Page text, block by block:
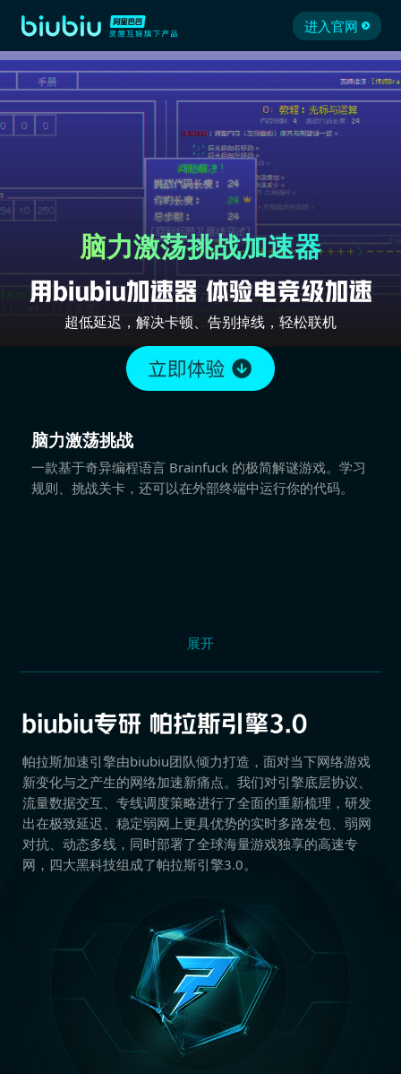
进入官网
脑力激荡挑战加速器
超低延迟，解决卡顿、告别掉线，轻松联机
脑力激荡挑战
一款基于奇异编程语言 Brainfuck 的极简解谜游戏。学习
规则、挑战关卡，还可以在外部终端中运行你的代码。
展开
帕拉斯加速引擎由biubiu团队倾力打造，面对当下网络游戏
新变化与之产生的网络加速新痛点。我们对引擎底层协议、
流量数据交互、专线调度策略进行了全面的重新梳理，研发
出在极致延迟、稳定弱网上更具优势的实时多路发包、弱网
对抗、动态多线，同时部署了全球海量游戏独享的高速专
网，四大黑科技组成了帕拉斯引擎3.0。